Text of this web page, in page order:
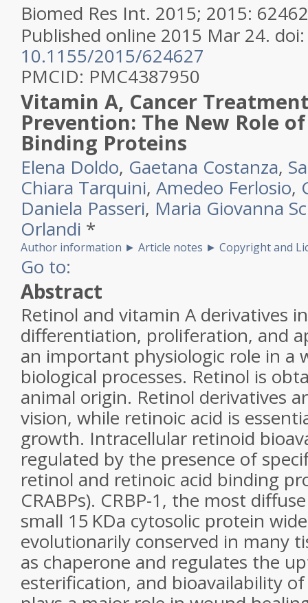
Biomed Res Int. 2015; 2015:
Published online 2015 Mar 24.
10.1155/2015/624627
PMCID: PMC4387950
Vitamin A, Cancer
Prevention: The New Role
Binding Proteins
Elena Doldo, Gaetana Costanza,
Chiara Tarquini, Amedeo Ferlosio,
Daniela Passeri, Maria Giovanna
Orlandi *
Author information ► Article notes ► Copyright and
Go to:
Abstract
Retinol and vitamin A derivatives
differentiation, proliferation, and
an important physiologic role in a
biological processes. Retinol is
animal origin. Retinol derivatives
vision, while retinoic acid is
growth. Intracellular retinoid
regulated by the presence of
retinol and retinoic acid binding
CRABPs). CRBP-1, the most
small 15 KDa cytosolic protein
evolutionarily conserved in many
as chaperone and regulates the
esterification, and bioavailability